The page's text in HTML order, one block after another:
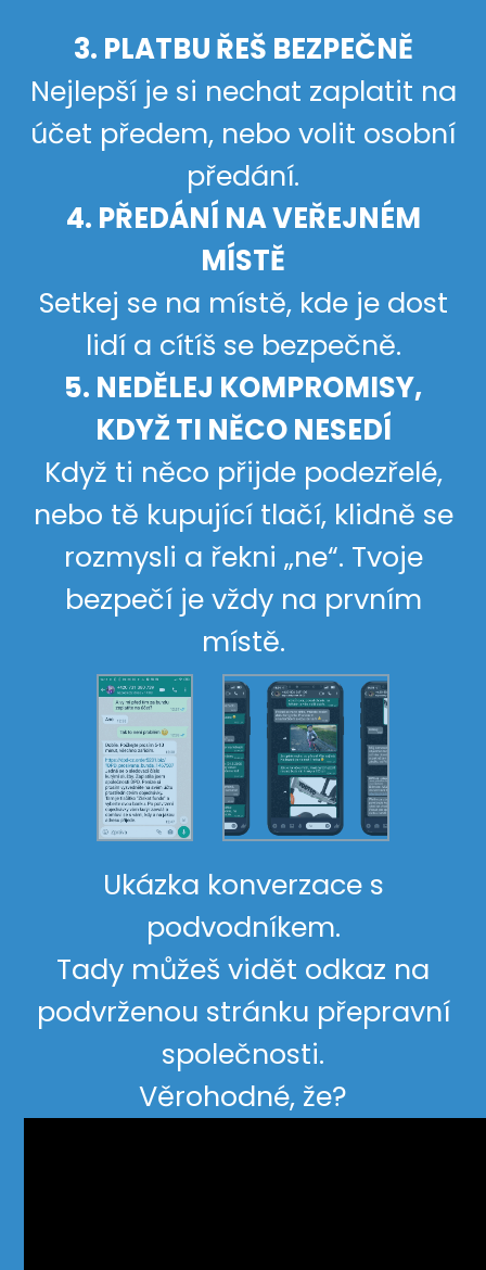
3. PLATBU ŘEŠ BEZPEČNĚ
Nejlepší je si nechat zaplatit na
účet předem, nebo volit osobní
předání.
4. PŘEDÁNÍ NA VEŘEJNÉM
MÍSTĚ
Setkej se na místě, kde je dost
lidí a cítíš se bezpečně.
5. NEDĚLEJ KOMPROMISY,
KDYŽ TI NĚCO NESEDÍ
Když ti něco přijde podezřelé,
nebo tě kupující tlačí, klidně se
rozmysli a řekni „ne“. Tvoje
bezpečí je vždy na prvním
místě.
Ukázka konverzace s
podvodníkem.
Tady můžeš vidět odkaz na
podvrženou stránku přepravní
společnosti.
Věrohodné, že?